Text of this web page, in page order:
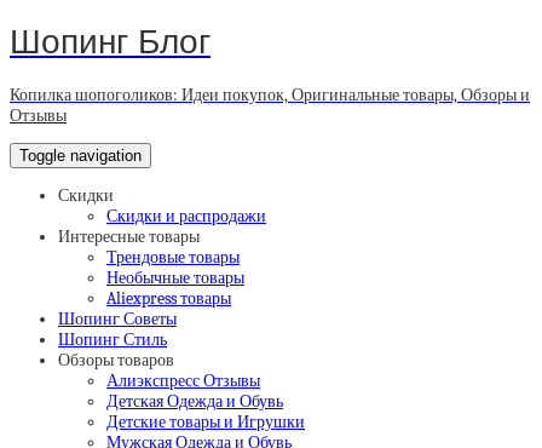
Шопинг Блог
Копилка шопоголиков: Идеи покупок, Оригинальные товары, Обзоры и
Отзывы
Toggle navigation
Скидки
Скидки и распродажи
Интересные товары
Трендовые товары
Необычные товары
Aliexpress товары
Шопинг Советы
Шопинг Стиль
Обзоры товаров
Алиэкспресс Отзывы
Детская Одежда и Обувь
Детские товары и Игрушки
Мужская Одежда и Обувь